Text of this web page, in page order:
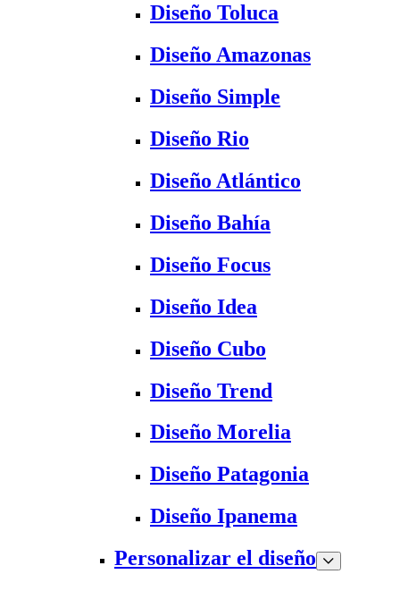
Diseño Toluca
Diseño Amazonas
Diseño Simple
Diseño Rio
Diseño Atlántico
Diseño Bahía
Diseño Focus
Diseño Idea
Diseño Cubo
Diseño Trend
Diseño Morelia
Diseño Patagonia
Diseño Ipanema
Personalizar el diseño